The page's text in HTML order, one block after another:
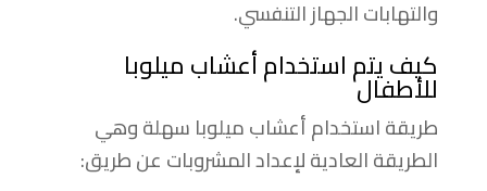
والتهابات الجهاز التنفسي.
كيف يتم استخدام أعشاب ميلوبا
للأطفال
طريقة استخدام أعشاب ميلوبا سهلة وهي
الطريقة العادية لإعداد المشروبات عن طريق: